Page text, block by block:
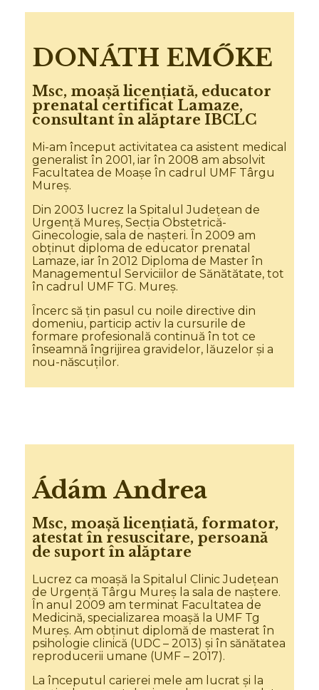
DONÁTH EMŐKE
Msc, moașă licențiată, educator
prenatal certificat Lamaze,
consultant în alăptare IBCLC
Mi-am început activitatea ca asistent medical
generalist în 2001, iar în 2008 am absolvit
Facultatea de Moașe în cadrul UMF Târgu
Mureș.
Din 2003 lucrez la Spitalul Județean de
Urgență Mureș, Secția Obstetrică-
Ginecologie, sala de nașteri. În 2009 am
obținut diploma de educator prenatal
Lamaze, iar în 2012 Diploma de Master în
Managementul Serviciilor de Sănătătate, tot
în cadrul UMF TG. Mureș.
Încerc să țin pasul cu noile directive din
domeniu, particip activ la cursurile de
formare profesională continuă în tot ce
înseamnă îngrijirea gravidelor, lăuzelor și a
nou-născuților.
Ádám Andrea
Msc, moașă licențiată, formator,
atestat în resuscitare, persoană
de suport în alăptare
Lucrez ca moașă la Spitalul Clinic Județean
de Urgență Târgu Mureș la sala de naștere.
În anul 2009 am terminat Facultatea de
Medicină, specializarea moașă la UMF Tg
Mureș. Am obținut diplomă de masterat în
psihologie clinică (UDC – 2013) și în sănătatea
reproducerii umane (UMF – 2017).
La începutul carierei mele am lucrat și la